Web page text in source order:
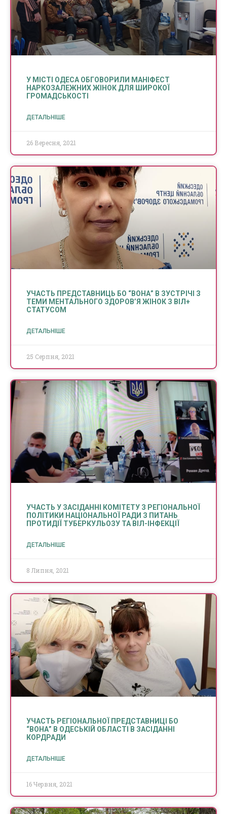
У МІСТІ ОДЕСА ОБГОВОРИЛИ МАНІФЕСТ
НАРКОЗАЛЕЖНИХ ЖІНОК ДЛЯ ШИРОКОЇ
ГРОМАДСЬКОСТІ
ДЕТАЛЬНІШЕ
26 Вересня, 2021
УЧАСТЬ ПРЕДСТАВНИЦЬ БО “ВОНА” В ЗУСТРІЧІ З
ТЕМИ МЕНТАЛЬНОГО ЗДОРОВ’Я ЖІНОК З ВІЛ+
СТАТУСОМ
ДЕТАЛЬНІШЕ
25 Серпня, 2021
УЧАСТЬ У ЗАСІДАННІ КОМІТЕТУ З РЕГІОНАЛЬНОЇ
ПОЛІТИКИ НАЦІОНАЛЬНОЇ РАДИ З ПИТАНЬ
ПРОТИДІЇ ТУБЕРКУЛЬОЗУ ТА ВІЛ-ІНФЕКЦІЇ
ДЕТАЛЬНІШЕ
8 Липня, 2021
УЧАСТЬ РЕГІОНАЛЬНОЇ ПРЕДСТАВНИЦІ БО
“ВОНА” В ОДЕСЬКІЙ ОБЛАСТІ В ЗАСІДАННІ
КОРДРАДИ
ДЕТАЛЬНІШЕ
16 Червня, 2021